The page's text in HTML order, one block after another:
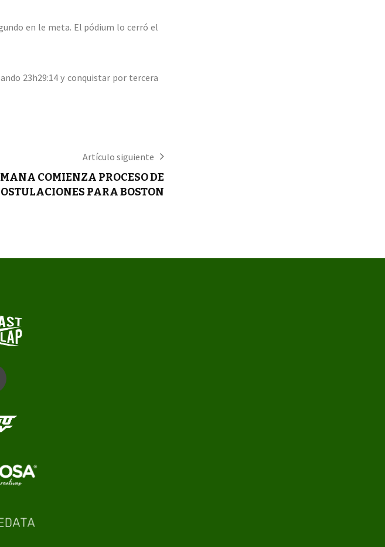
en le meta. El pódium lo cerró el
23h29:14 y conquistar por tercera
Artículo siguiente
COMIENZA PROCESO DE
PARA BOSTON